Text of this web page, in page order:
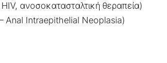
ανοσοκατασταλτική θεραπεία)
Anal Intraepithelial Neoplasia)